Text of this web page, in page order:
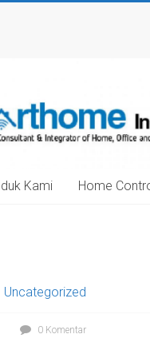
Kami Home
Uncategorized
0 Komentar